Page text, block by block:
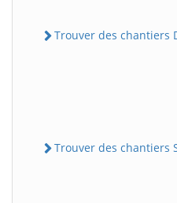
Trouver des chantiers
Trouver des chantiers